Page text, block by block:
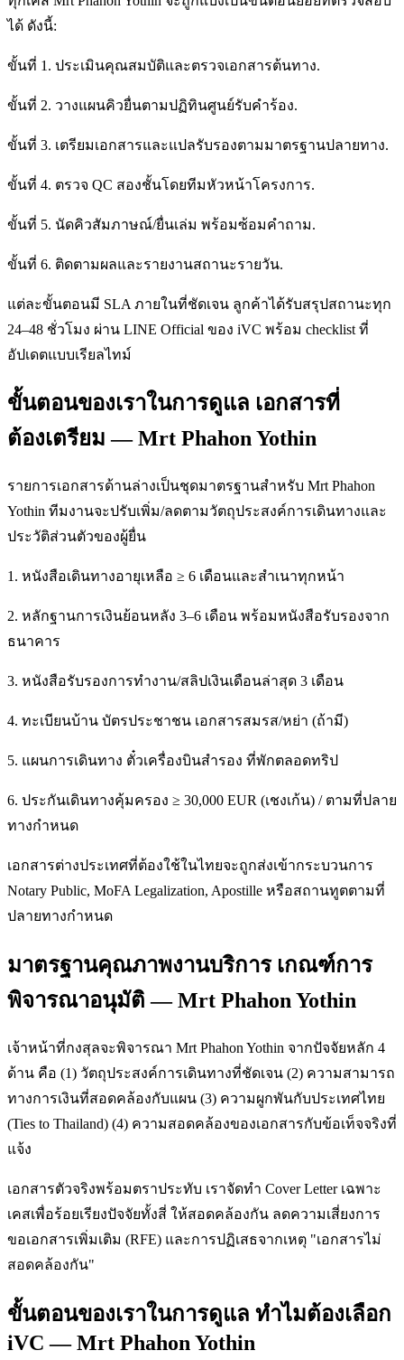
ได้ ดังนี้:
ขั้นที่ 1. ประเมินคุณสมบัติและตรวจเอกสารต้นทาง.
ขั้นที่ 2. วางแผนคิวยื่นตามปฏิทินศูนย์รับคำร้อง.
ขั้นที่ 3. เตรียมเอกสารและแปลรับรองตามมาตรฐานปลายทาง.
ขั้นที่ 4. ตรวจ QC สองชั้นโดยทีมหัวหน้าโครงการ.
ขั้นที่ 5. นัดคิวสัมภาษณ์/ยื่นเล่ม พร้อมซ้อมคำถาม.
ขั้นที่ 6. ติดตามผลและรายงานสถานะรายวัน.
แต่ละขั้นตอนมี SLA ภายในที่ชัดเจน ลูกค้าได้รับสรุปสถานะทุก
24–48 ชั่วโมง ผ่าน LINE Official ของ iVC พร้อม checklist ที่
อัปเดตแบบเรียลไทม์
ขั้นตอนของเราในการดูแล เอกสารที่
ต้องเตรียม — Mrt Phahon Yothin
รายการเอกสารด้านล่างเป็นชุดมาตรฐานสำหรับ Mrt Phahon
Yothin ทีมงานจะปรับเพิ่ม/ลดตามวัตถุประสงค์การเดินทางและ
ประวัติส่วนตัวของผู้ยื่น
1. หนังสือเดินทางอายุเหลือ ≥ 6 เดือนและสำเนาทุกหน้า
2. หลักฐานการเงินย้อนหลัง 3–6 เดือน พร้อมหนังสือรับรองจาก
ธนาคาร
3. หนังสือรับรองการทำงาน/สลิปเงินเดือนล่าสุด 3 เดือน
4. ทะเบียนบ้าน บัตรประชาชน เอกสารสมรส/หย่า (ถ้ามี)
5. แผนการเดินทาง ตั๋วเครื่องบินสำรอง ที่พักตลอดทริป
6. ประกันเดินทางคุ้มครอง ≥ 30,000 EUR (เชงเก้น) / ตามที่ปลาย
ทางกำหนด
เอกสารต่างประเทศที่ต้องใช้ในไทยจะถูกส่งเข้ากระบวนการ
Notary Public, MoFA Legalization, Apostille หรือสถานทูตตามที่
ปลายทางกำหนด
มาตรฐานคุณภาพงานบริการ เกณฑ์การ
พิจารณาอนุมัติ — Mrt Phahon Yothin
เจ้าหน้าที่กงสุลจะพิจารณา Mrt Phahon Yothin จากปัจจัยหลัก 4
ด้าน คือ (1) วัตถุประสงค์การเดินทางที่ชัดเจน (2) ความสามารถ
ทางการเงินที่สอดคล้องกับแผน (3) ความผูกพันกับประเทศไทย
(Ties to Thailand) (4) ความสอดคล้องของเอกสารกับข้อเท็จจริงที่
แจ้ง
เอกสารตัวจริงพร้อมตราประทับ เราจัดทำ Cover Letter เฉพาะ
เคสเพื่อร้อยเรียงปัจจัยทั้งสี่ ให้สอดคล้องกัน ลดความเสี่ยงการ
ขอเอกสารเพิ่มเติม (RFE) และการปฏิเสธจากเหตุ "เอกสารไม่
สอดคล้องกัน"
ขั้นตอนของเราในการดูแล ทำไมต้องเลือก
iVC — Mrt Phahon Yothin